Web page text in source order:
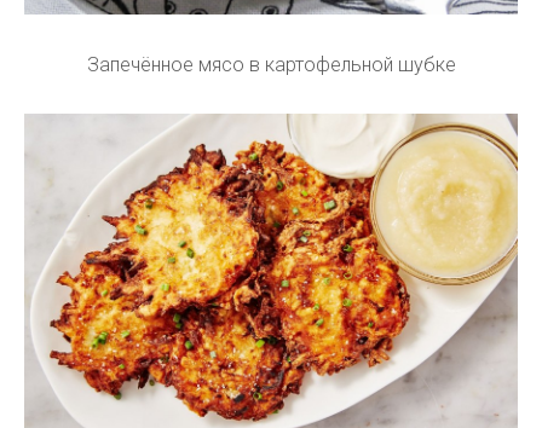
Запечённое мясо в картофельной шубке